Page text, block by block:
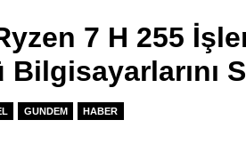
7 H 255
GUNDEM HABER